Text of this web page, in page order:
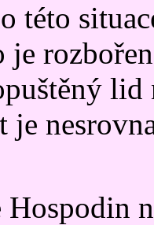
této
je
Hospodin